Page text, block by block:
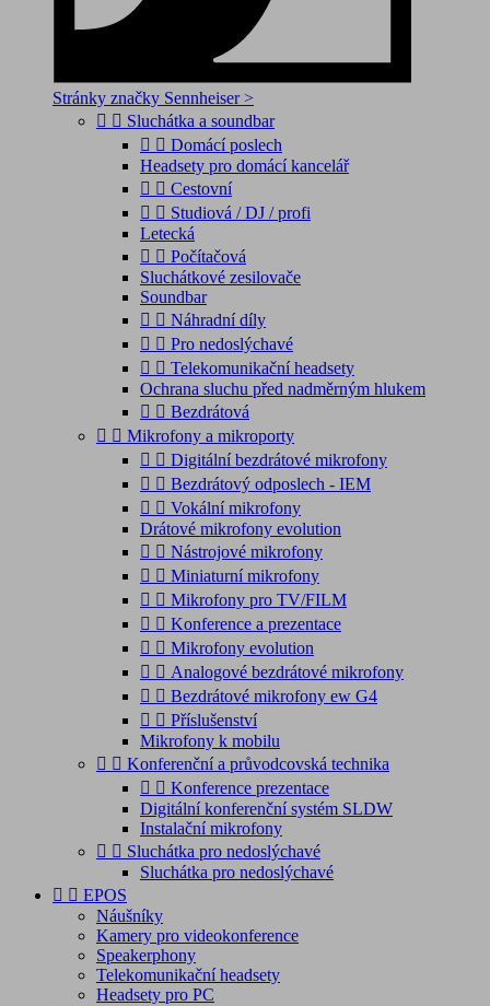
Stránky značky Sennheiser >
  Sluchátka a soundbar
  Domácí poslech
Headsety pro domácí kancelář
  Cestovní
  Studiová / DJ / profi
Letecká
  Počítačová
Sluchátkové zesilovače
Soundbar
  Náhradní díly
  Pro nedoslýchavé
  Telekomunikační headsety
Ochrana sluchu před nadměrným hlukem
  Bezdrátová
  Mikrofony a mikroporty
  Digitální bezdrátové mikrofony
  Bezdrátový odposlech - IEM
  Vokální mikrofony
Drátové mikrofony evolution
  Nástrojové mikrofony
  Miniaturní mikrofony
  Mikrofony pro TV/FILM
  Konference a prezentace
  Mikrofony evolution
  Analogové bezdrátové mikrofony
  Bezdrátové mikrofony ew G4
  Příslušenství
Mikrofony k mobilu
  Konferenční a průvodcovská technika
  Konference prezentace
Digitální konferenční systém SLDW
Instalační mikrofony
  Sluchátka pro nedoslýchavé
Sluchátka pro nedoslýchavé
  EPOS
Náušníky
Kamery pro videokonference
Speakerphony
Telekomunikační headsety
Headsety pro PC